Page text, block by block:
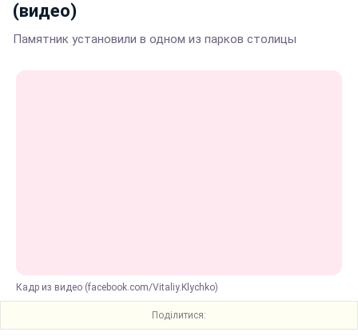
(видео)
Памятник установили в одном из парков столицы
Кадр из видео (facebook.com/Vitaliy.Klychko)
Поділитися: